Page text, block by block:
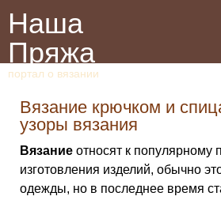
Наша
Пряжа
портал о вязании
Вязание крючком и
узоры вязания
Вязание относят к популярному
изготовления изделий, обычно
одежды, но в последнее время